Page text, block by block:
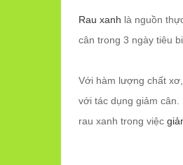
Rau xanh là nguồn
cân trong 3 ngày tiêu
Với hàm lượng chất
với tác dụng giảm
rau xanh trong việc